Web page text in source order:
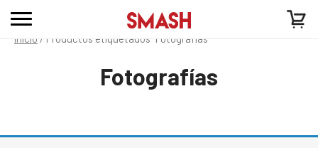
Inicio / Productos etiquetados “Fotografías”
Fotografías